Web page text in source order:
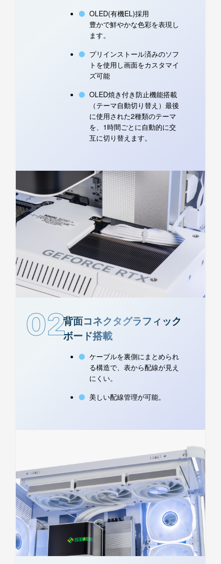
OLED(有機EL)採用
豊かで鮮やかな色彩を表現し
ます。
プリインストール済みのソフ
トを使用し画面をカスタマイ
ズ可能
OLED焼き付き防止機能搭載
（テーマ自動切り替え）最後
に使用された2種類のテーマ
を、1時間ごとに自動的に交
互に切り替えます。
02背面コネクタグラフィック
ボード搭載
ケーブルを裏側にまとめられ
る構造で、表から配線が見え
にくい。
美しい配線管理が可能。